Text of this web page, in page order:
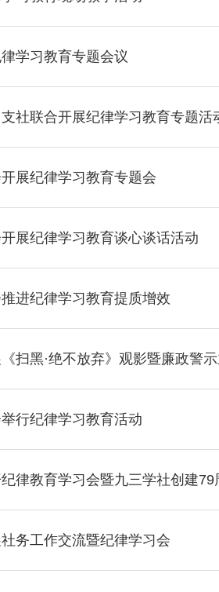
学习教育专题会议
社联合开展纪律学习教育专题活
展纪律学习教育专题会
展纪律学习教育谈心谈话活动
进纪律学习教育提质增效
扫黑·绝不放弃》观影暨廉政警
行纪律学习教育活动
律教育学习会暨九三学社创建79
务工作交流暨纪律学习会